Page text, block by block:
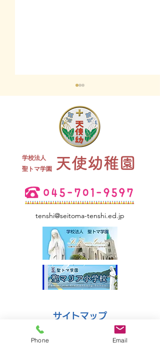
夏祭り 全学年
学校法人
​聖トマ学園
天使幼稚園
tenshi@seitoma-tenshi.ed.jp
サイトマップ
●園について
Phone Email